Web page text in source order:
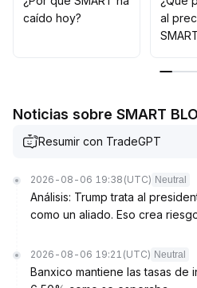
volumen de negociación, y
ruptura con aumento de
caído hoy?
al
Noticias sobre SMART
Resumir con TradeGPT
2026-08-06 19:38 (UTC) Neutral
Análisis: Trump trata al
como un aliado. Eso crea
2026-08-06 19:21 (UTC) Neutral
Banxico mantiene las tasas de